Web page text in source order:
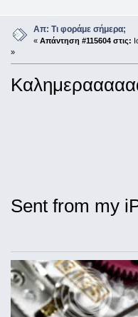
Απ: Τι φοράμε σήμερα;
« Απάντηση #115604 στις:
»
Sent from my